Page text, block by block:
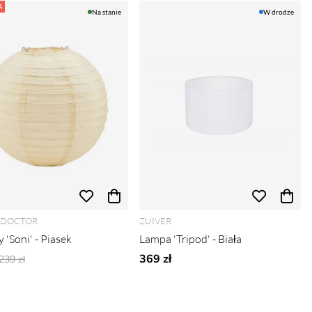
Na stanie
'Soni' - Piasek
ceny:
zł
W drodze
ZUIVER
Lampa 'Tripod' - Biała
369 zł